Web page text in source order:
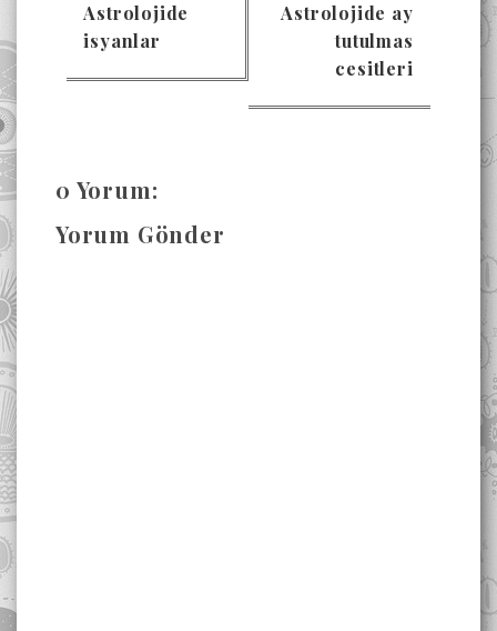
Astrolojide
isyanlar
Astrolojide ay
tutulmas
cesitleri
0 Yorum:
Yorum Gönder